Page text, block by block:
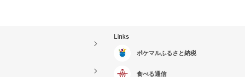
Links
ポケマルふるさと納税
食べる通信